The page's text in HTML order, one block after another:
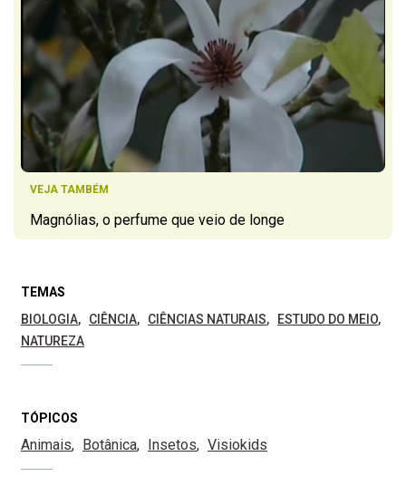
VEJA TAMBÉM
Magnólias, o perfume que veio de longe
TEMAS
BIOLOGIA
CIÊNCIA CIÊNCIAS NATURAIS
ESTUDO DO MEIO
NATUREZA
TÓPICOS
Animais Botânica Insetos Visiokids